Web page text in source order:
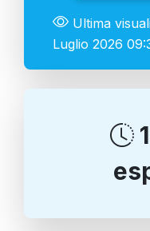
Ultima
Luglio 2026